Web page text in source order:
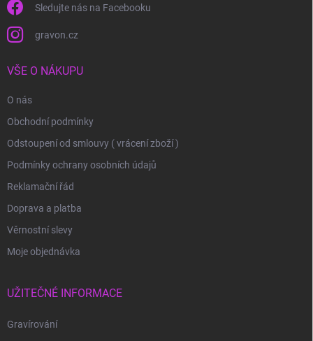
Sledujte nás na Facebooku
gravon.cz
VŠE O NÁKUPU
O nás
Obchodní podmínky
Odstoupení od smlouvy ( vrácení zboží )
Podmínky ochrany osobních údajů
Reklamační řád
Doprava a platba
Věrnostní slevy
Moje objednávka
UŽITEČNÉ INFORMACE
Gravírování